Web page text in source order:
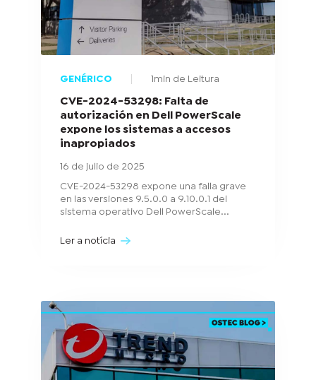
GENÉRICO 1min de Leitura
CVE-2024-53298: Falta de
autorización en Dell PowerScale
expone los sistemas a accesos
inapropiados
16 de julio de 2025
CVE-2024-53298 expone una falla grave
en las versiones 9.5.0.0 a 9.10.0.1 del
sistema operativo Dell PowerScale...
Ler a notícia